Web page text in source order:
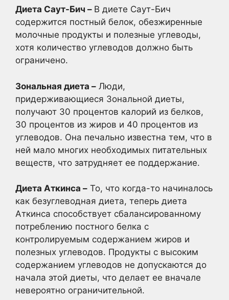
Диета Саут-Бич – В диете Саут-Бич
содержится постный белок, обезжиренные
молочные продукты и полезные углеводы,
хотя количество углеводов должно быть
ограничено.
Зональная диета – Люди,
придерживающиеся Зональной диеты,
получают 30 процентов калорий из белков,
30 процентов из жиров и 40 процентов из
углеводов. Она печально известна тем, что в
ней мало многих необходимых питательных
веществ, что затрудняет ее поддержание.
Диета Аткинса – То, что когда-то начиналось
как безуглеводная диета, теперь диета
Аткинса способствует сбалансированному
потреблению постного белка с
контролируемым содержанием жиров и
полезных углеводов. Продукты с высоким
содержанием углеводов не допускаются до
начала этой диеты, что делает ее вначале
невероятно ограничительной.